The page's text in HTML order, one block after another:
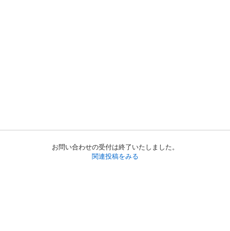
お問い合わせの受付は終了いたしました。
関連投稿をみる